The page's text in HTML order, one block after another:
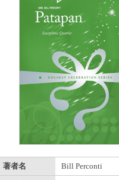
著者名 Bill Perconti